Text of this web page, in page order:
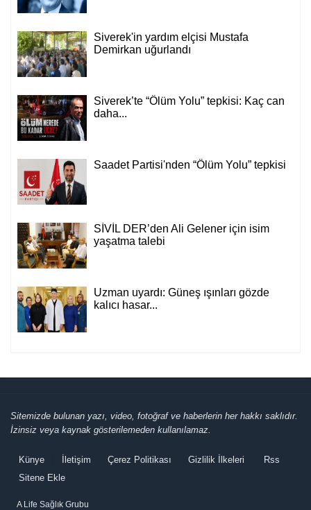
Siverek'in yardım elçisi Mustafa
Demirkan uğurlandı
Siverek’te “Ölüm Yolu” tepkisi: Kaç can
daha...
Saadet Partisi'nden “Ölüm Yolu” tepkisi
SİVİL DER’den Ali Gelener için isim
yaşatma talebi
Uzman uyardı: Güneş ışınları gözde
kalıcı hasar...
Sitemizde bulunan yazı, video, fotoğraf ve haberlerin her hakkı saklıdır.
İzinsiz veya kaynak gösterilemeden kullanılamaz.
Künye İletişim Çerez Politikası Gizlilik İlkeleri
Rss
Sitene Ekle
A Life Sağlık Grubu